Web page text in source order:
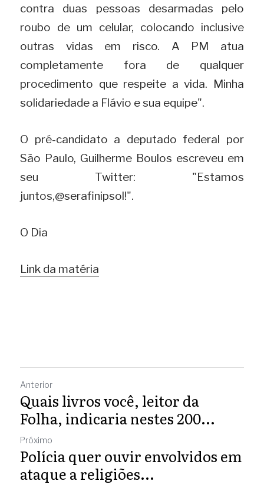
contra duas pessoas desarmadas pelo
roubo de um celular, colocando inclusive
outras vidas em risco. A PM atua
completamente fora de qualquer
procedimento que respeite a vida. Minha
solidariedade a Flávio e sua equipe".
O pré-candidato a deputado federal por
São Paulo, Guilherme Boulos escreveu em
seu Twitter: "Estamos
juntos,@serafinipsol!".
O Dia
Link da matéria
Anterior
Quais livros você, leitor da
Folha, indicaria nestes 200...
Próximo
Polícia quer ouvir envolvidos em
ataque a religiões...